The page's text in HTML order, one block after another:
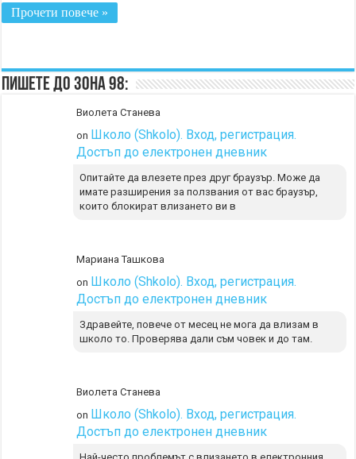
Прочети повече »
Пишете до Зона 98:
Виолета Станева
on Школо (Shkolo). Вход, регистрация.
Достъп до електронен дневник
Опитайте да влезете през друг браузър. Може да
имате разширения за ползвания от вас браузър,
които блокират влизането ви в
Мариана Ташкова
on Школо (Shkolo). Вход, регистрация.
Достъп до електронен дневник
Здравейте, повече от месец не мога да влизам в
школо то. Проверява дали съм човек и до там.
Виолета Станева
on Школо (Shkolo). Вход, регистрация.
Достъп до електронен дневник